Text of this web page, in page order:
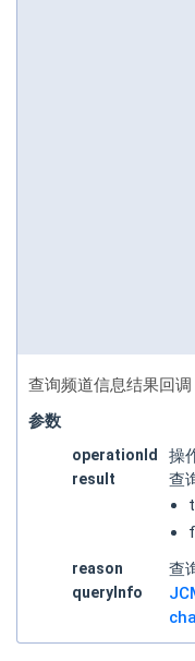
查询频道信息结果回调
参数
operationId 操
result
查
reason 查
queryInfo